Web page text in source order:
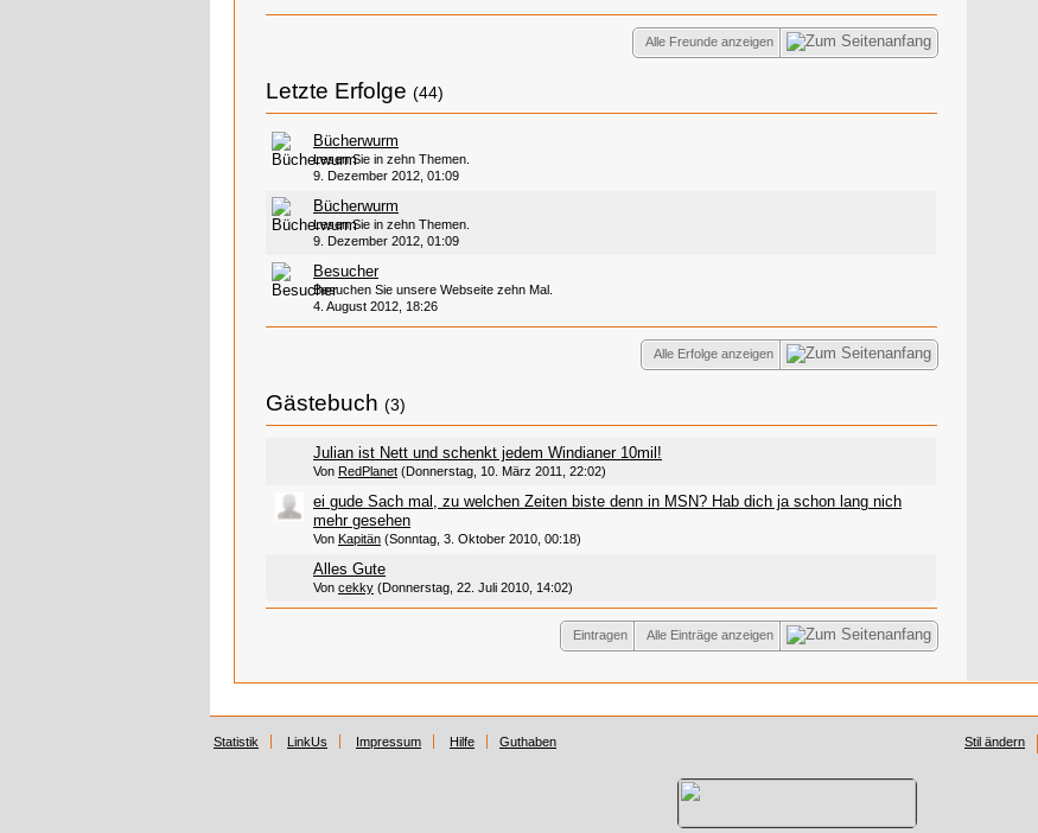
Alle Freunde anzeigen
Letzte Erfolge (44)
Bücherwurm
Lesen Sie in zehn Themen.
9. Dezember 2012, 01:09
Bücherwurm
Lesen Sie in zehn Themen.
9. Dezember 2012, 01:09
Besucher
Besuchen Sie unsere Webseite zehn Mal.
4. August 2012, 18:26
Alle Erfolge anzeigen
Gästebuch (3)
Julian ist Nett und schenkt jedem Windianer 10mil!
Von RedPlanet (Donnerstag, 10. März 2011, 22:02)
ei gude Sach mal, zu welchen Zeiten biste denn in MSN? Hab dich ja schon lang nich
mehr gesehen
Von Kapitän (Sonntag, 3. Oktober 2010, 00:18)
Alles Gute
Von cekky (Donnerstag, 22. Juli 2010, 14:02)
Alle Einträge anzeigen
Eintragen
Statistik LinkUs Impressum Hilfe Guthaben Stil ändern